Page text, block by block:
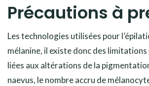
Précautions à
Les technologies utilisées pour
mélanine, il existe donc des
liées aux altérations de la
naevus, le nombre accru de